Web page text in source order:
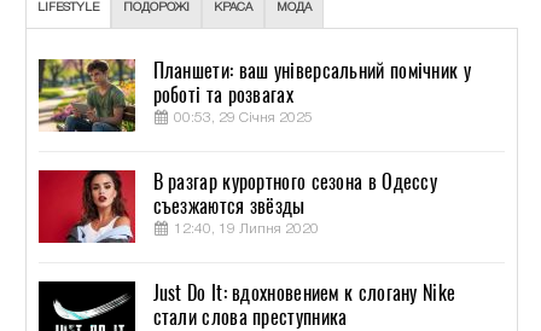
LIFESTYLE ПОДОРОЖІ КРАСА МОДА
Планшети: ваш універсальний помічник у
роботі та розвагах
00:53, 29 Січня 2025
В разгар курортного сезона в Одессу
съезжаются звёзды
12:40, 19 Липня 2020
Just Do It: вдохновением к слогану Nike
стали слова преступника